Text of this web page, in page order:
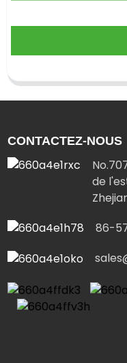
CONTACTEZ-NOUS
de
86-